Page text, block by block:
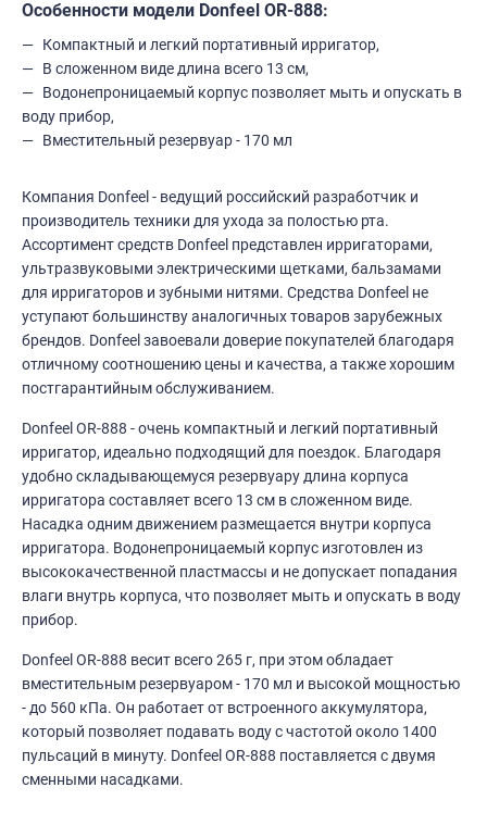
Особенности модели Donfeel OR-888:
Компактный и легкий портативный ирригатор,
В сложенном виде длина всего 13 см,
Водонепроницаемый корпус позволяет мыть и опускать в
воду прибор,
Вместительный резервуар - 170 мл
Компания Donfeel - ведущий российский разработчик и
производитель техники для ухода за полостью рта.
Ассортимент средств Donfeel представлен ирригаторами,
ультразвуковыми электрическими щетками, бальзамами
для ирригаторов и зубными нитями. Средства Donfeel не
уступают большинству аналогичных товаров зарубежных
брендов. Donfeel завоевали доверие покупателей благодаря
отличному соотношению цены и качества, а также хорошим
постгарантийным обслуживанием.
Donfeel OR-888 - очень компактный и легкий портативный
ирригатор, идеально подходящий для поездок. Благодаря
удобно складывающемуся резервуару длина корпуса
ирригатора составляет всего 13 см в сложенном виде.
Насадка одним движением размещается внутри корпуса
ирригатора. Водонепроницаемый корпус изготовлен из
высококачественной пластмассы и не допускает попадания
влаги внутрь корпуса, что позволяет мыть и опускать в воду
прибор.
Donfeel OR-888 весит всего 265 г, при этом обладает
вместительным резервуаром - 170 мл и высокой мощностью
- до 560 кПа. Он работает от встроенного аккумулятора,
который позволяет подавать воду с частотой около 1400
пульсаций в минуту. Donfeel OR-888 поставляется с двумя
сменными насадками.